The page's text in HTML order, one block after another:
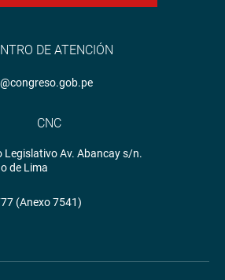
DE ATENCIÓN
CNC
Legislativo Av. Abancay s/n.
de Lima
(Anexo 7541)